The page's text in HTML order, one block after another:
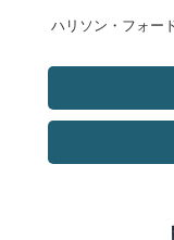
ハリソン・フォー